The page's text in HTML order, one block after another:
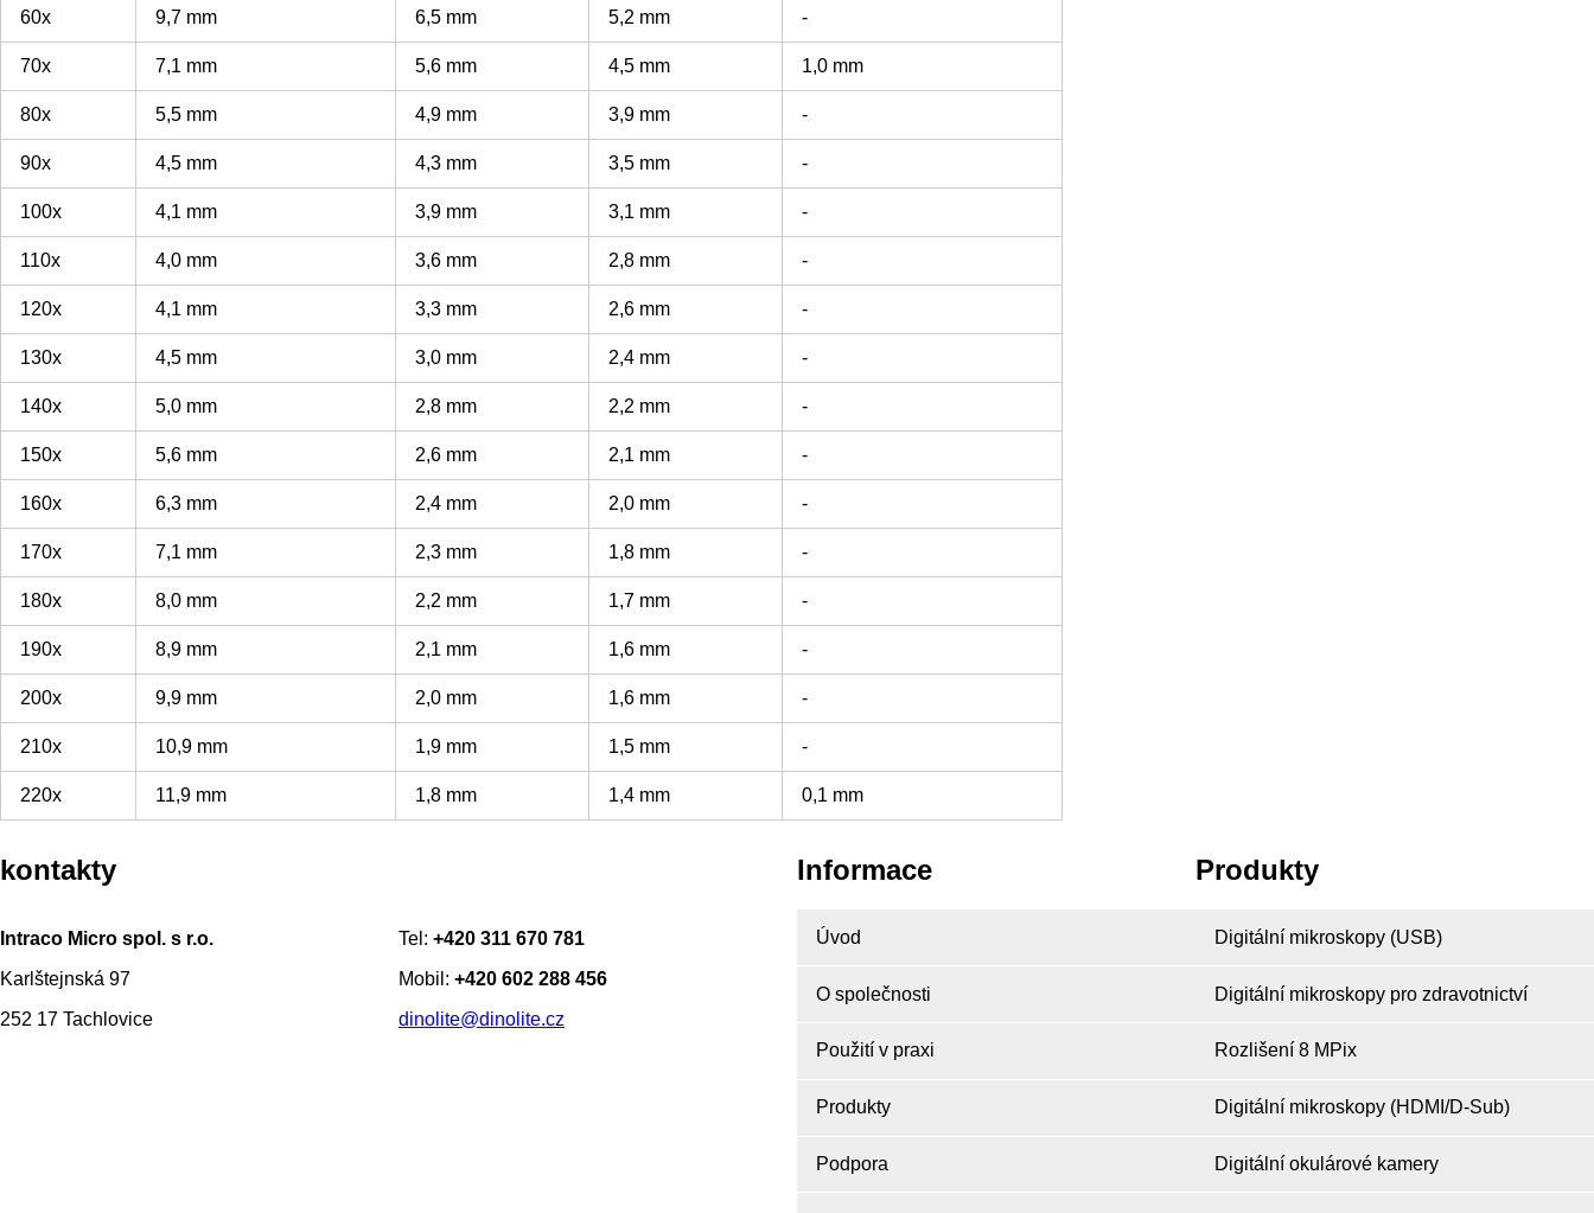
60x 9,7 mm 6,5 mm 5,2 mm -
70x 7,1 mm 5,6 mm 4,5 mm 1,0 mm
80x 5,5 mm 4,9 mm 3,9 mm -
90x 4,5 mm 4,3 mm 3,5 mm -
100x 4,1 mm 3,9 mm 3,1 mm -
110x 4,0 mm 3,6 mm 2,8 mm -
120x 4,1 mm 3,3 mm 2,6 mm -
130x 4,5 mm 3,0 mm 2,4 mm -
140x 5,0 mm 2,8 mm 2,2 mm -
150x 5,6 mm 2,6 mm 2,1 mm -
160x 6,3 mm 2,4 mm 2,0 mm -
170x 7,1 mm 2,3 mm 1,8 mm -
180x 8,0 mm 2,2 mm 1,7 mm -
190x 8,9 mm 2,1 mm 1,6 mm -
200x 9,9 mm 2,0 mm 1,6 mm -
210x 10,9 mm 1,9 mm 1,5 mm -
220x 11,9 mm 1,8 mm 1,4 mm 0,1 mm
kontakty
Intraco Micro spol. s r.o.
Karlštejnská 97
252 17 Tachlovice
Tel: +420 311 670 781
Mobil: +420 602 288 456
dinolite@dinolite.cz
Informace
Úvod
O společnosti
Použití v praxi
Produkty
Podpora
Produkty
Digitální mikroskopy (USB)
Digitální mikroskopy pro zdravotnictví
Rozlišení 8 MPix
Digitální mikroskopy (HDMI/D-Sub)
Digitální okulárové kamery